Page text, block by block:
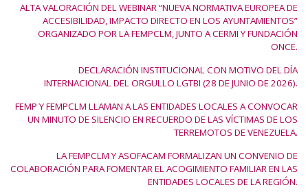
ALTA VALORACIÓN DEL WEBINAR “NUEVA NORMATIVA EUROPEA DE
ACCESIBILIDAD, IMPACTO DIRECTO EN LOS AYUNTAMIENTOS”
ORGANIZADO POR LA FEMPCLM, JUNTO A CERMI Y FUNDACIÓN
ONCE.
DECLARACIÓN INSTITUCIONAL CON MOTIVO DEL DÍA
INTERNACIONAL DEL ORGULLO LGTBI (28 DE JUNIO DE 2026).
FEMP Y FEMPCLM LLAMAN A LAS ENTIDADES LOCALES A CONVOCAR
UN MINUTO DE SILENCIO EN RECUERDO DE LAS VÍCTIMAS DE LOS
TERREMOTOS DE VENEZUELA.
LA FEMPCLM Y ASOFACAM FORMALIZAN UN CONVENIO DE
COLABORACIÓN PARA FOMENTAR EL ACOGIMIENTO FAMILIAR EN LAS
ENTIDADES LOCALES DE LA REGIÓN.